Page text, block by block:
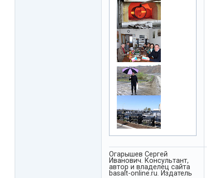
Огарышев Сергей
Иванович. Консультант,
автор и владелец сайта
basalt-online.ru. Издатель